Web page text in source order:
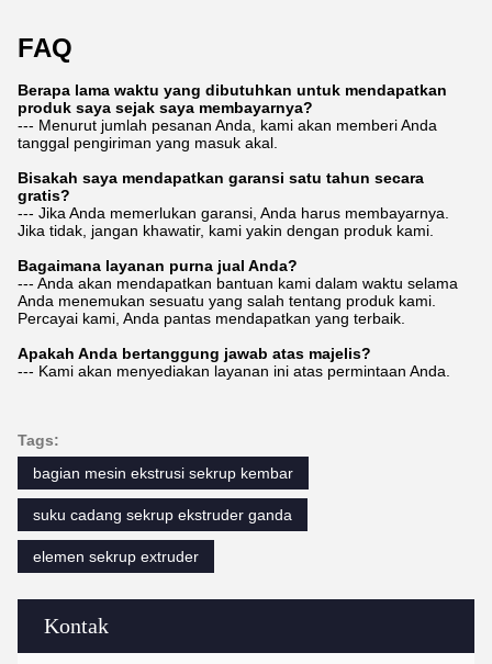
Kontak
FAQ
Berapa lama waktu yang dibutuhkan untuk mendapatkan
produk saya sejak saya membayarnya?
--- Menurut jumlah pesanan Anda, kami akan memberi Anda
tanggal pengiriman yang masuk akal.
Bisakah saya mendapatkan garansi satu tahun secara
gratis?
--- Jika Anda memerlukan garansi, Anda harus membayarnya.
Jika tidak, jangan khawatir, kami yakin dengan produk kami.
Bagaimana layanan purna jual Anda?
--- Anda akan mendapatkan bantuan kami dalam waktu selama
Anda menemukan sesuatu yang salah tentang produk kami.
Percayai kami, Anda pantas mendapatkan yang terbaik.
Apakah Anda bertanggung jawab atas majelis?
--- Kami akan menyediakan layanan ini atas permintaan Anda.
Tags:
bagian mesin ekstrusi sekrup kembar
suku cadang sekrup ekstruder ganda
elemen sekrup extruder